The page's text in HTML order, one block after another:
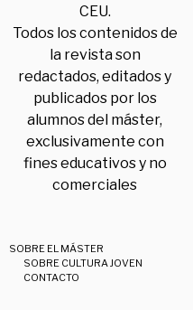
CEU.
Todos los contenidos de
la revista son
redactados, editados y
publicados por los
alumnos del máster,
exclusivamente con
fines educativos y no
comerciales
SOBRE EL MÁSTER
SOBRE CULTURA JOVEN
CONTACTO